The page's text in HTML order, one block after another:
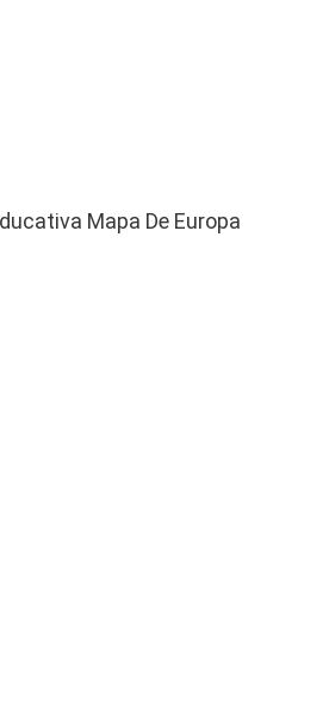
Mapa De Europa